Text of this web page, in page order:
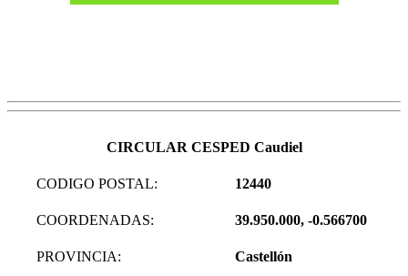
CIRCULAR CESPED Caudiel
CODIGO POSTAL: 12440
COORDENADAS: 39.950.000, -0.566700
PROVINCIA: Castellón